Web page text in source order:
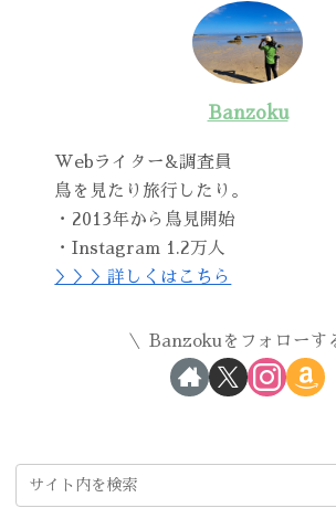
Banzoku
Webライター&調査員
鳥を見たり旅行したり。
・2013年から鳥見開始
・Instagram 1.2万人
＞＞＞詳しくはこちら
Banzokuをフォローす